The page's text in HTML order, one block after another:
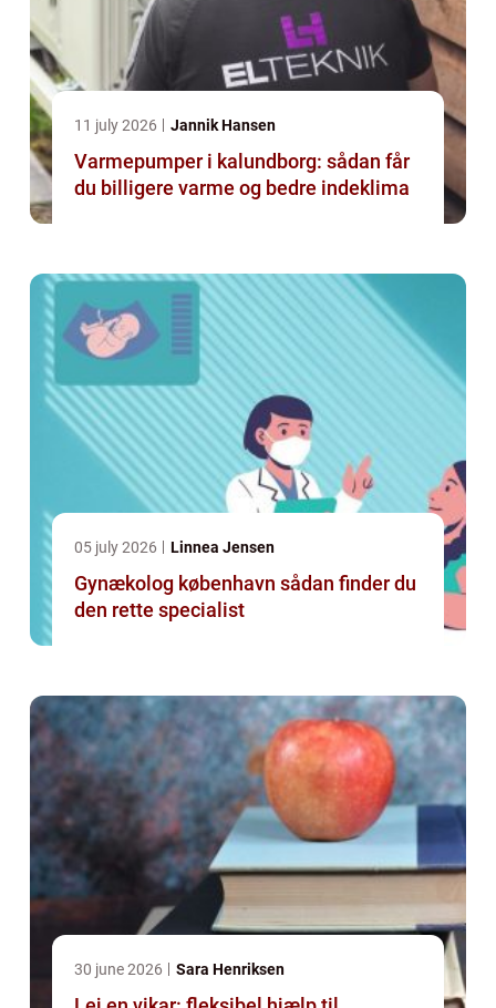
11 july 2026 Jannik Hansen
Varmepumper i kalundborg: sådan får
du billigere varme og bedre indeklima
05 july 2026 Linnea Jensen
Gynækolog københavn sådan finder du
den rette specialist
30 june 2026 Sara Henriksen